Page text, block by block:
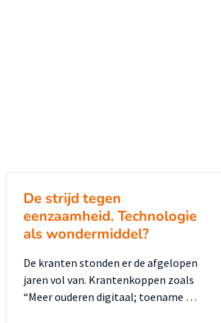
De strijd tegen
eenzaamheid. Technologie
als wondermiddel?
De kranten stonden er de afgelopen
jaren vol van. Krantenkoppen zoals
“Meer ouderen digitaal; toename …